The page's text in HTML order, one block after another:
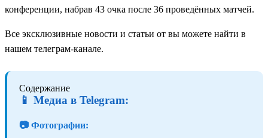
конференции, набрав 43 очка после 36 проведённых матчей.
Все эксклюзивные новости и статьи от вы можете найти в
нашем телеграм-канале.
Содержание
📱 Медиа в Telegram:
📷 Фотографии: